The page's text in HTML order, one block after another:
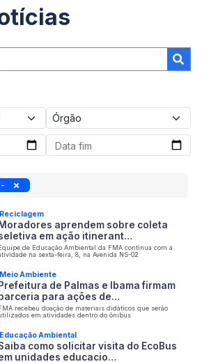
Reciclagem
aprendem sobre coleta
em ação itinerant…
de Educação Ambiental da FMA continua com a
na sexta-feira, 8, na Avenida NS-02
Meio Ambiente
de Palmas e Ibama firmam
para ações de…
recebeu doação de materiais didáticos que serão
em atividades dentro do ônibus
Educação Ambiental
como solicitar visita do EcoBus
unidades educacio…